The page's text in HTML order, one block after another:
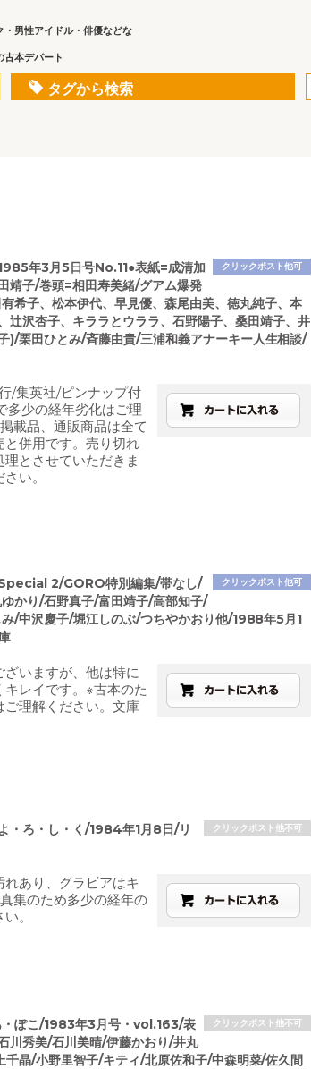
男性アイドル・俳優などな
古本デパート
タグから検索
クリックポスト他可
年3月5日号No.11●表紙=成清加
靖子/巻頭=相田寿美緒/グアム爆発
希子、松本伊代、早見優、森尾由美、徳丸純子、本
辻沢杏子、キララとウララ、石野陽子、桑田靖子、井
)/栗田ひとみ/斉藤由貴/三浦和義アナーキー人生相談/
/集英社/ピンナップ付
多少の経年劣化はご理
載品、通販商品は全て
と併用です。売り切れ
とさせていただきま
い。
クリックポスト他可
2/GORO特別編集/帯なし/
かり/石野真子/富田靖子/高部知子/
/中沢慶子/堀江しのぶ/つちやかおり他/1988年5月1
いますが、他は特に
キレイです。※古本のた
理解ください。文庫
クリックポスト他不可
・ろ・し・く/1984年1月8日/リ
あり、グラビアはキ
集のため多少の経年の
。
クリックポスト他不可
・ぽこ/1983年3月号・vol.163/表
川秀美/石川美晴/伊藤かおり/井丸
千晶/小野里智子/キティ/北原佐和子/中森明菜/佐久間